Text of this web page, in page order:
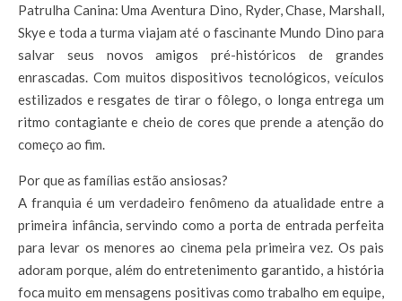
Patrulha Canina: Uma Aventura Dino, Ryder, Chase, Marshall,
Skye e toda a turma viajam até o fascinante Mundo Dino para
salvar seus novos amigos pré-históricos de grandes
enrascadas. Com muitos dispositivos tecnológicos, veículos
estilizados e resgates de tirar o fôlego, o longa entrega um
ritmo contagiante e cheio de cores que prende a atenção do
começo ao fim.
Por que as famílias estão ansiosas?
A franquia é um verdadeiro fenômeno da atualidade entre a
primeira infância, servindo como a porta de entrada perfeita
para levar os menores ao cinema pela primeira vez. Os pais
adoram porque, além do entretenimento garantido, a história
foca muito em mensagens positivas como trabalho em equipe,